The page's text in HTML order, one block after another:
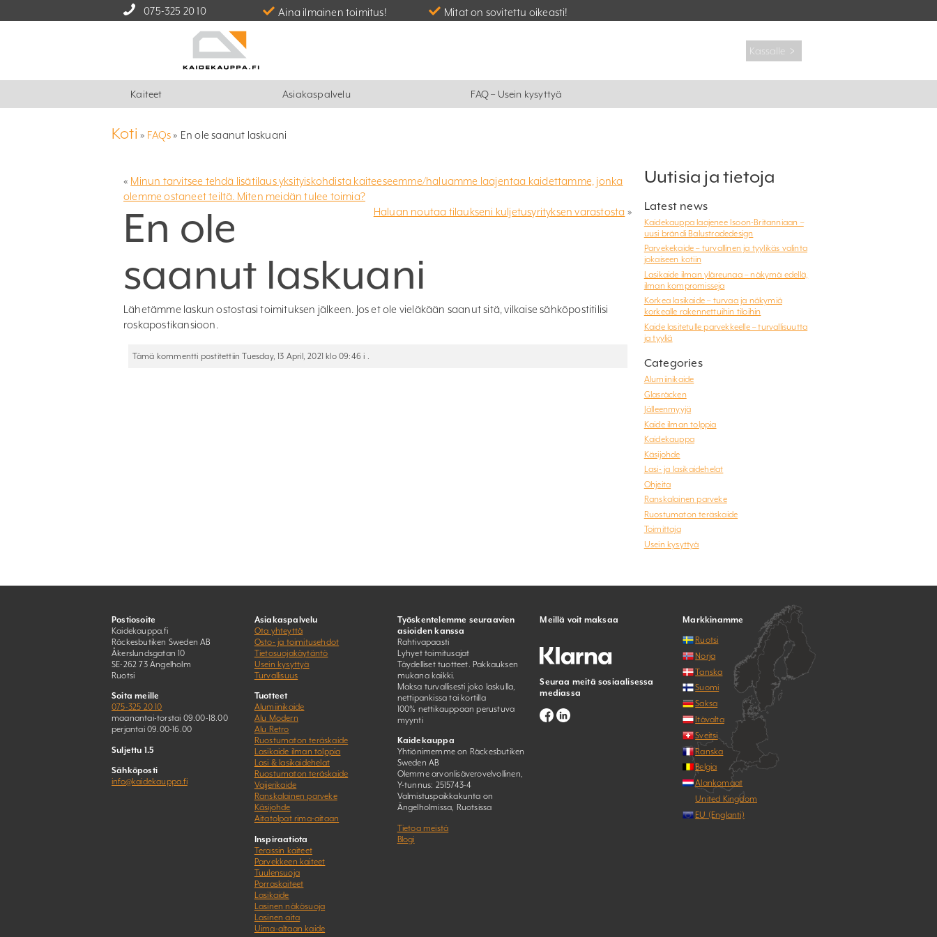
075-325 20 10 Aina ilmainen toimitus! Mitat on sovitettu oikeasti!
Kassalle ﹥
Kaiteet Asiakaspalvelu FAQ – Usein kysyttyä
Koti » FAQs» En ole saanut laskuani
« Minun tarvitsee tehdä lisätilaus yksityiskohdista kaiteeseemme/haluamme laajentaa kaidettamme, jonka
olemme ostaneet teiltä. Miten meidän tulee toimia?
Haluan noutaa tilaukseni kuljetusyrityksen varastosta »
En ole
saanut laskuani
Lähetämme laskun ostostasi toimituksen jälkeen. Jos et ole vieläkään saanut sitä, vilkaise sähköpostitilisi
roskapostikansioon.
Tämä kommentti postitettiin Tuesday, 13 April, 2021 klo 09:46 i .
Uutisia ja tietoja
Latest news
Kaidekauppa laajenee Isoon-Britanniaan –
uusi brändi Balustradedesign
Parvekekaide – turvallinen ja tyylikäs valinta
jokaiseen kotiin
Lasikaide ilman yläreunaa – näkymä edellä,
ilman kompromisseja
Korkea lasikaide – turvaa ja näkymiä
korkealle rakennettuihin tiloihin
Kaide lasitetulle parvekkeelle – turvallisuutta
ja tyyliä
Categories
Alumiinikaide
Glasräcken
Jälleenmyyjä
Kaide ilman tolppia
Kaidekauppa
Käsijohde
Lasi- ja lasikaidehelat
Ohjeita
Ranskalainen parveke
Ruostumaton teräskaide
Toimittaja
Usein kysyttyä
Postiosoite
Kaidekauppa.fi
Räckesbutiken Sweden AB
Åkerslundsgatan 10
SE-262 73 Ängelholm
Ruotsi
Soita meille
075-325 20 10
maanantai-torstai 09.00-18.00
perjantai 09.00-16.00
Suljettu 1.5
Sähköposti
info@kaidekauppa.fi
Asiakaspalvelu
Ota yhteyttä
Osto- ja toimitusehdot
Tietosuojakäytäntö
Usein kysyttyä
Turvallisuus
Tuotteet
Alumiinikaide
Alu Modern
Alu Retro
Ruostumaton teräskaide
Lasikaide ilman tolppia
Lasi & lasikaidehelat
Ruostumaton teräskaide
Vaijerikaide
Ranskalainen parveke
Käsijohde
Aitatolpat rima-aitaan
Inspiraatiota
Terassin kaiteet
Parvekkeen kaiteet
Tuulensuoja
Porraskaiteet
Lasikaide
Lasinen näkösuoja
Lasinen aita
Uima-altaan kaide
Työskentelemme seuraavien
asioiden kanssa
Rahtivapaasti
Lyhyet toimitusajat
Täydelliset tuotteet. Pakkauksen
mukana kaikki.
Maksa turvallisesti joko laskulla,
nettipankissa tai kortilla
100% nettikauppaan perustuva
myynti
Kaidekauppa
Yhtiönimemme on Räckesbutiken
Sweden AB
Olemme arvonlisäverovelvollinen,
Y-tunnus: 2515743-4
Valmistuspaikkakunta on
Ängelholmissa, Ruotsissa
Tietoa meistä
Blogi
Meillä voit maksaa
Seuraa meitä sosiaalisessa
mediassa
Markkinamme
Ruotsi
Norja
Tanska
Suomi
Saksa
Itävalta
Sveitsi
Ranska
Belgia
Alankomaat
United Kingdom
EU (Englanti)